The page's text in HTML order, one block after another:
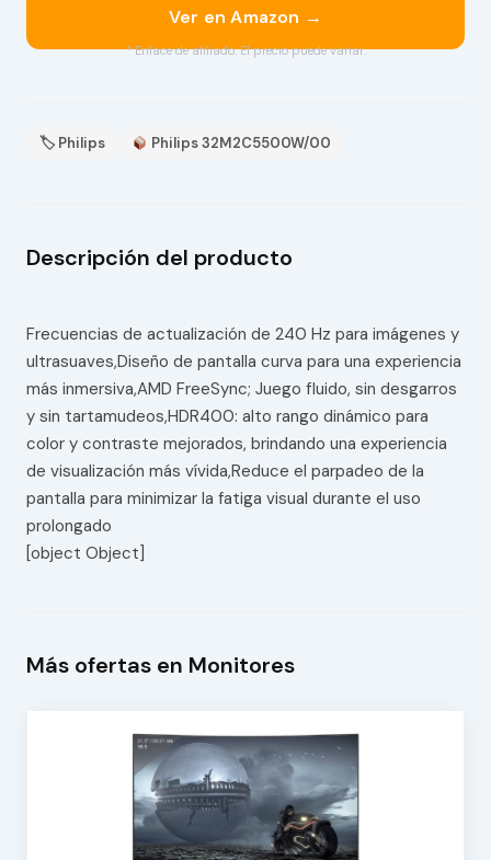
Ver en Amazon →
* Enlace de afiliado. El precio puede variar.
🏷 Philips Philips 32M2C5500W/00
Descripción del producto
Frecuencias de actualización de 240 Hz para imágenes y
ultrasuaves,Diseño de pantalla curva para una experiencia
más inmersiva,AMD FreeSync; Juego fluido, sin desgarros
y sin tartamudeos,HDR400: alto rango dinámico para
color y contraste mejorados, brindando una experiencia
de visualización más vívida,Reduce el parpadeo de la
pantalla para minimizar la fatiga visual durante el uso
prolongado
[object Object]
Más ofertas en Monitores